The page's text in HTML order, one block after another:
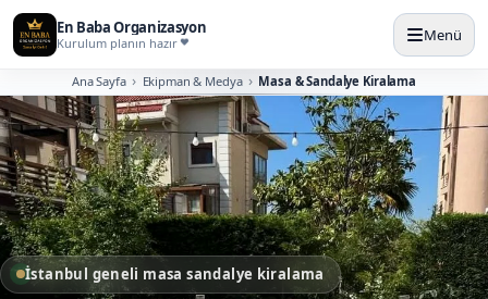
En Baba Organizasyon
Kurulum planın hazır Menü
Ana Sayfa Ekipman & Medya Masa & Sandalye Kiralama
İstanbul geneli masa sandalye kiralama